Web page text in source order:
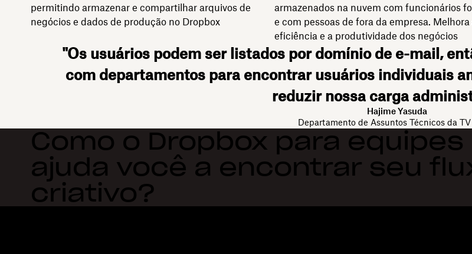
permitindo armazenar e compartilhar arquivos de
negócios e dados de produção no Dropbox
armazenados na nuvem com funcionários
e com pessoas de fora da empresa. Melhora
eficiência e a produtividade dos negócios
"Os usuários podem ser listados por domínio de e-mail,
com departamentos para encontrar usuários individuais
reduzir nossa carga
Hajime Yasuda
Departamento de Assuntos Técnicos da
Como o Dropbox para equipes
ajuda você a encontrar seu
criativo?